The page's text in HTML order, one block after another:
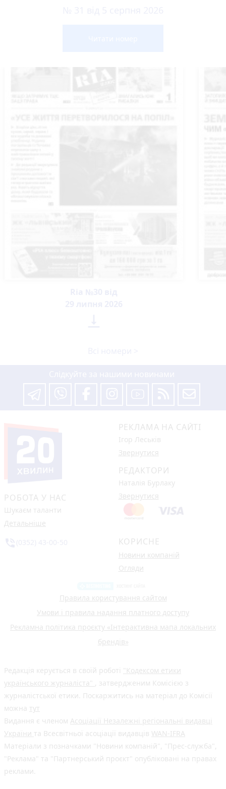
РОБОТА У НАС
Шукаєм таланти
Детальніше
РЕКЛАМА НА САЙТІ
Ігор Леськів
Звернутися
РЕДАКТОРИ
Наталія Бурлаку
Звернутися
КОРИСНЕ
Новини компаній
Огляди
Правила користування сайтом
Умови і правила надання платного доступу
Рекламна політика проєкту «Інтерактивна мапа локальних
брендів»
Редакція керується в своїй роботі "Кодексом етики
українського журналіста" , затвердженим Комісією з
журналістської етики. Поскаржитись на матеріал до Комісії
можна тут
Видання є членом Асоціації Незалежні регіональні видавці
України та Всесвітньої асоціації видавців WAN-IFRA
Матеріали з позначками "Новини компаній", "Прес-служба",
"Реклама" та "Партнерський проєкт" опубліковані на правах
реклами.